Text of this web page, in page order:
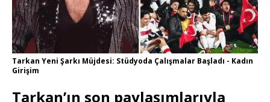
Tarkan Yeni Şarkı Müjdesi: Stüdyoda Çalışmalar Başladı - Kadın
Girişim
Tarkan’ın son paylaşımlarıyla